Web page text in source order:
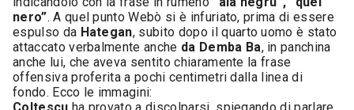
nero”. A quel punto Webò si è infuriato, prima di essere
espulso da Hategan, subito dopo il quarto uomo è stato
attaccato verbalmente anche da Demba Ba, in panchina
anche lui, che aveva sentito chiaramente la frase
offensiva proferita a pochi centimetri dalla linea di
fondo. Ecco le immagini: